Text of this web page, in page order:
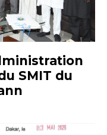
SMIT du